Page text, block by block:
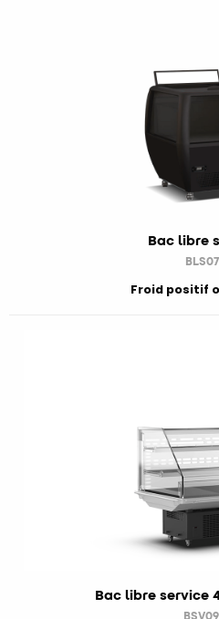
Bac libre
Froid positif
Bac libre service